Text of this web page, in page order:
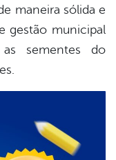
maneira sólida e
gestão municipal
sementes do